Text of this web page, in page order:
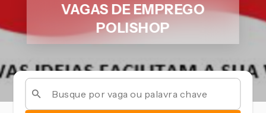
VAGAS DE EMPREGO
POLISHOP